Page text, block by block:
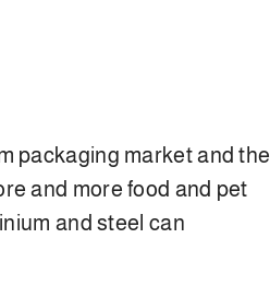
packaging market and the
and more food and pet
and steel can